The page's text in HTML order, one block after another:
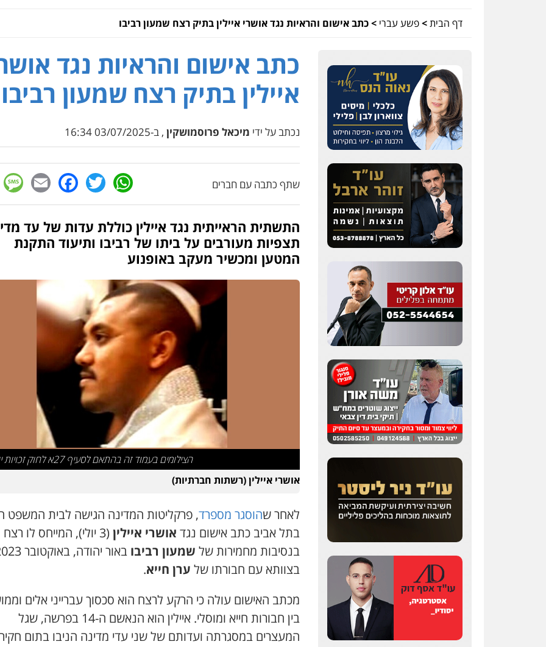
דף הבית>פשע עברי >כתב אישום והראיות נגד אושרי איילין בתיק רצח שמעון רביבו
כתב אישום והראיות נגד
איילין בתיק רצח שמעון רביבו
נכתב על ידי מיכאל פרוסמושקין , ב-03/07/2025 16:34
שתף כתבה עם חברים WhatsApp
Twitter
התשתית הראייתית נגד איילין כוללת עדות של עד
תצפיות מעורבים על ביתו של רביבו ותיעוד התקנת
המטען ומכשיר מעקב באופנוע
הצילומים בעמוד זה בהתאם לסעיף 27א לחוק זכויות יוצרים
אושרי איילין (רשתות חברתיות)
לאחר שהוסגר מספרד, פרקליטות המדינה הגישה לבית המשפט
בתל אביב כתב אישום נגד אושרי איילין
(3 יולי), המייחס לו רצח
בנסיבות מחמירות של שמעון רביבו
בצוותא עם חבורתו של ערן חייא.
מכתב האישום עולה כי הרקע לרצח הוא סכסוך עברייני אלים
בין חבורות חייא ומוסלי. איילין הוא הנאשם ה-14 בפרשה, שגל
המעצרים במסגרתה ועדותם של שני עדי מדינה הניבו בתום